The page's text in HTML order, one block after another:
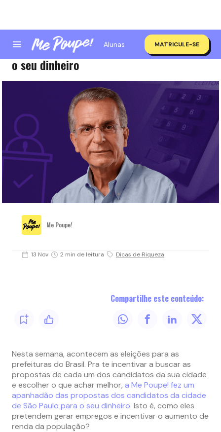
Alunas MATRICULE-SE
As propostas de Andrea Matarazzo para
o seu dinheiro
Me Poupe!
13 Nov 2 min de leitura Dicas de Riqueza
Compartilhe este conteúdo:
Nesta semana, acontecem as eleições para as
prefeituras do Brasil. Pra te incentivar a buscar as
propostas de cada um dos candidatos da sua cidade
e escolher o que achar melhor, a Me Poupe! fez um
apanhadão das propostas dos candidatos da cidade
de São Paulo para o seu dinheiro. Isto é, como eles
pretendem gerar empregos e incentivar o aumento de
renda da população?